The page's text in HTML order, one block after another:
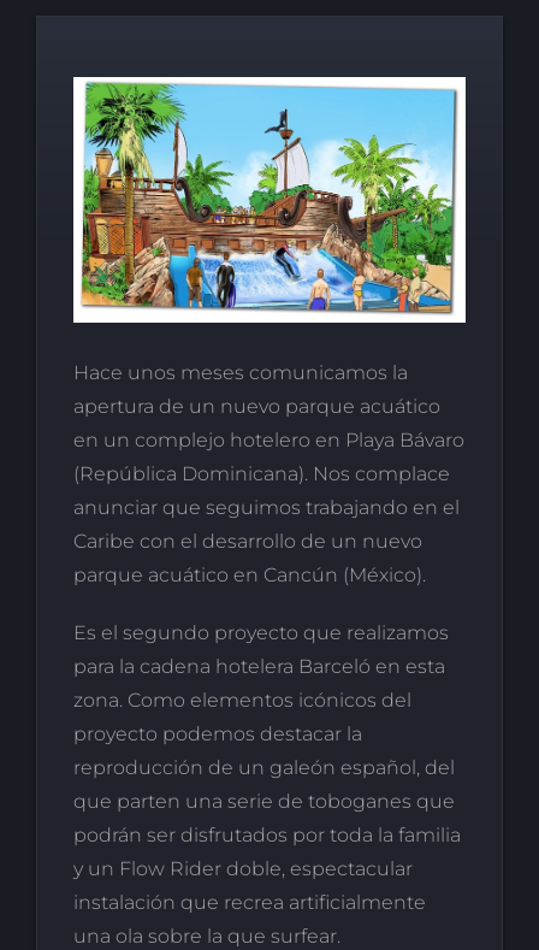
Hace unos meses comunicamos la
apertura de un nuevo parque acuático
en un complejo hotelero en Playa Bávaro
(República Dominicana). Nos complace
anunciar que seguimos trabajando en el
Caribe con el desarrollo de un nuevo
parque acuático en Cancún (México).
Es el segundo proyecto que realizamos
para la cadena hotelera Barceló en esta
zona. Como elementos icónicos del
proyecto podemos destacar la
reproducción de un galeón español, del
que parten una serie de toboganes que
podrán ser disfrutados por toda la familia
y un Flow Rider doble, espectacular
instalación que recrea artificialmente
una ola sobre la que surfear.